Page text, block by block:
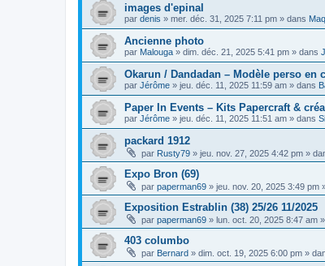
images d'epinal
par denis » mer. déc. 31, 2025 7:11 pm » dans
Ancienne photo
par Malouga » dim. déc. 21, 2025 5:41 pm » dans
Okarun / Dandadan – Modèle perso en
par Jérôme » jeu. déc. 11, 2025 11:59 am » dans
Paper In Events – Kits Papercraft &
par Jérôme » jeu. déc. 11, 2025 11:51 am » dans
packard 1912
par Rusty79 » jeu. nov. 27, 2025 4:42 pm »
Expo Bron (69)
par paperman69 » jeu. nov. 20, 2025 3:49 pm
Exposition Estrablin (38) 25/26 11/2025
par paperman69 » lun. oct. 20, 2025 8:47 am
403 columbo
par Bernard » dim. oct. 19, 2025 6:00 pm »